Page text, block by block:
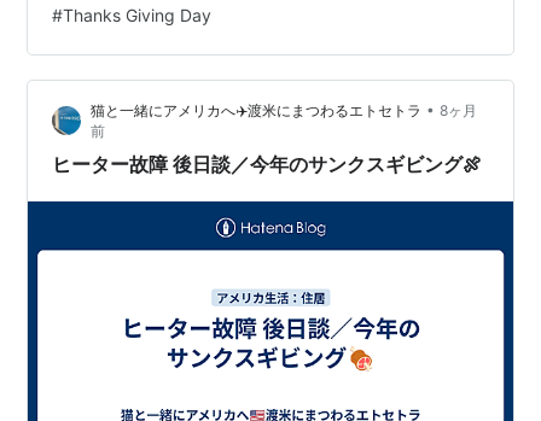
タバタして、昼過ぎから先輩のお家にお邪魔しました♩
現地の方々は親戚中のファミリーが集まる感じでした＊
日本にいたら夫の会社の人に会うことはなかっただろう
なと 思いつつ、とっても楽しい時間を過ごさせ…
#Thanks Giving Day
猫と一緒にアメリカへ✈️渡米にまつわるエトセトラ • 8ヶ月
前
ヒーター故障 後日談／今年のサンクスギビング🍖